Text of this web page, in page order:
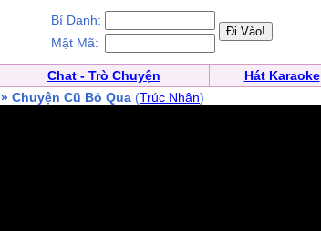
Bí Danh:
Mật Mã:
Chat - Trò Chuyện Hát Karaoke
» Chuyện Cũ Bỏ Qua (Trúc Nhân)